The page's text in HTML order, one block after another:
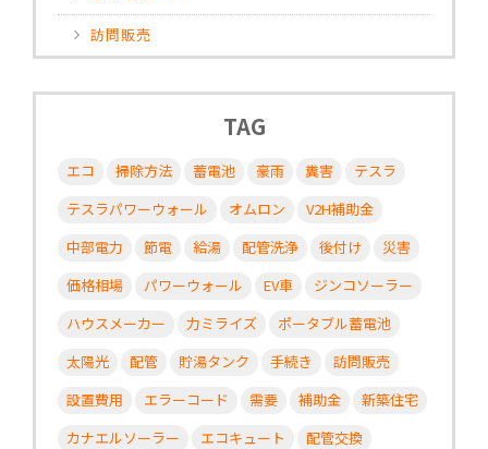
訪問販売
TAG
エコ 掃除方法 蓄電池 豪雨 糞害
テスラ
テスラパワーウォール
オムロン
V2H補助金
中部電力
節電 給湯 配管洗浄 後付け
災害
価格相場
パワーウォール EV車
ジンコソーラー
ハウスメーカー
力ミライズ
ポータブル蓄電池
太陽光
配管 貯湯タンク 手続き
訪問販売
設置費用
エラーコード 需要 補助金
新築住宅
カナエルソーラー
エコキュート
配管交換